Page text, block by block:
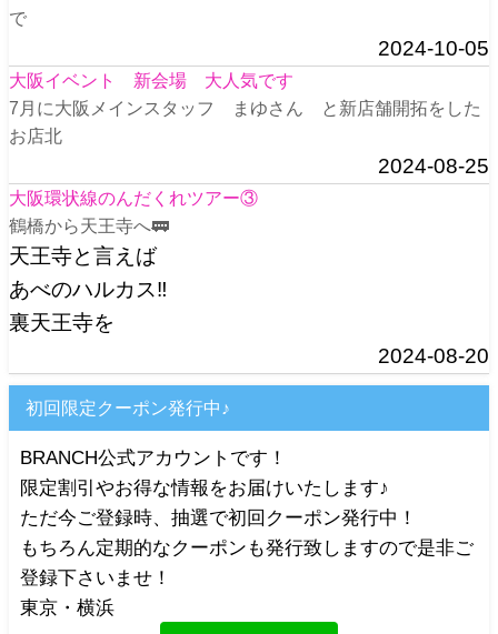
で
2024-10-05
大阪イベント 新会場 大人気です
7月に大阪メインスタッフ まゆさん と新店舗開拓をした
お店北
2024-08-25
大阪環状線のんだくれツアー③
鶴橋から天王寺へ🚃
天王寺と言えば
あべのハルカス‼️
裏天王寺を
2024-08-20
初回限定クーポン発行中♪
BRANCH公式アカウントです！
限定割引やお得な情報をお届けいたします♪
ただ今ご登録時、抽選で初回クーポン発行中！
もちろん定期的なクーポンも発行致しますので是非ご
登録下さいませ！
東京・横浜